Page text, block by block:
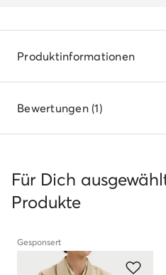
Produktinformationen
Bewertungen (1)
Für Dich
Produkte
Gesponsert